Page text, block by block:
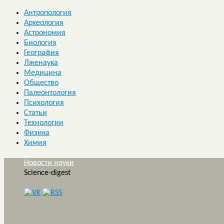
Антропология
Археология
Астрономия
Биология
География
Лженаука
Медицина
Общество
Палеонтология
Психология
Статьи
Технологии
Физика
Химия
Новости науки
Science-digest